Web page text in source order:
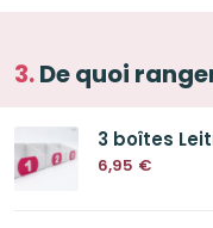
De quoi
3 boîtes
6,95 €